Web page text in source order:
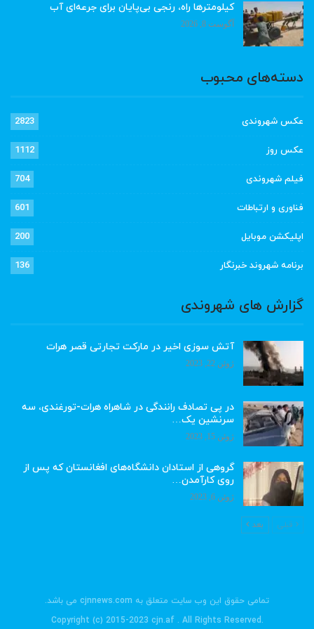
کیلومترها راه، رنجی بی‌پایان برای جرعه‌ای آب
آگوست 8, 2026
دسته‌های محبوب
عکس شهروندی 2823
عکس روز 1112
فیلم شهروندی 704
فناوری و ارتباطات 601
اپلیکشن موبایل 200
برنامه شهروند خبرنگار 136
گزارش های شهروندی
آتش سوزی اخیر در مارکت تجارتی قصر هرات
ژوئن 22, 2023
در پی تصادف رانندگی در شاهراه هرات-تورغندی، سه
سرنشین یک…
ژوئن 15, 2023
گروهی از استادان دانشگاه‌های افغانستان که پس از
روی کارآمدن…
ژوئن 6, 2023
قبلی بعد
تمامی حقوق این وب سایت متعلق به cjnnews.com می باشد.
.Copyright (c) 2015-2023 cjn.af . All Rights Reserved